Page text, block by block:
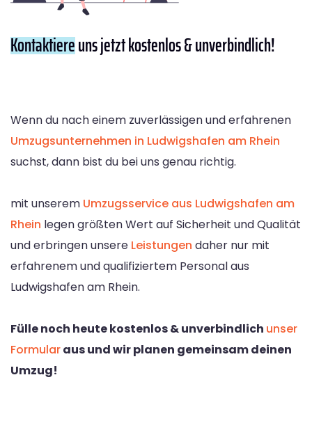
Kontaktiereuns jetzt kostenlos & unverbindlich!
Wenn du nach einem zuverlässigen und erfahrenen
Umzugsunternehmen in Ludwigshafen am Rhein
suchst, dann bist du bei uns genau richtig.
mit unserem Umzugsservice aus Ludwigshafen am
Rhein legen größten Wert auf Sicherheit und Qualität
und erbringen unsere Leistungen daher nur mit
erfahrenem und qualifiziertem Personal aus
Ludwigshafen am Rhein.
Fülle noch heute kostenlos & unverbindlich unser
Formularaus und wir planen gemeinsam deinen
Umzug!